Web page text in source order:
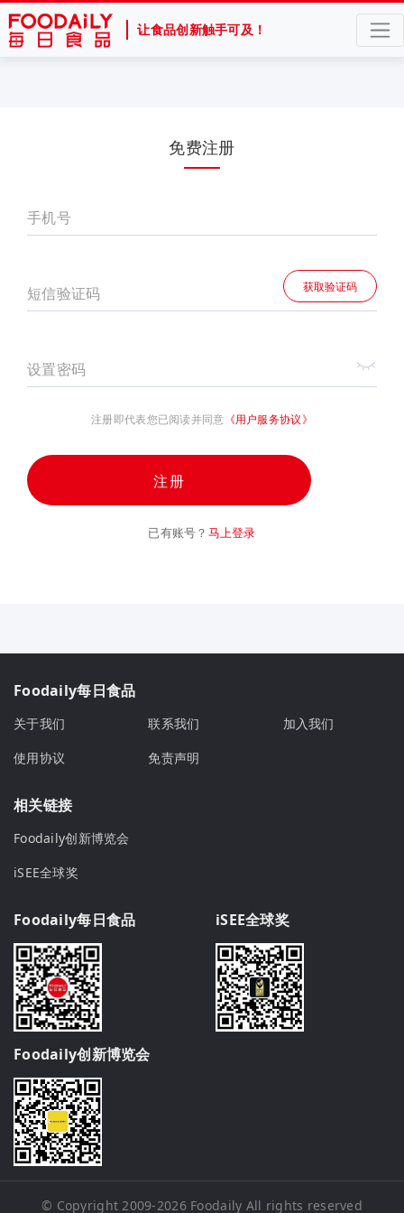
让食品创新触手可及！
免费注册
手机号
短信验证码 获取验证码
设置密码
注册即代表您已阅读并同意 《用户服务协议》
注册
已有账号？ 马上登录
Foodaily每日食品
关于我们 联系我们
加入我们
使用协议
免责声明
相关链接
Foodaily创新博览会
iSEE全球奖
Foodaily每日食品 iSEE全球奖
Foodaily创新博览会
© Copyright 2009-2026 Foodaily All rights reserved